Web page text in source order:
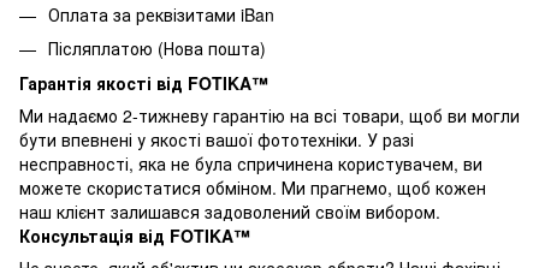
Оплата за реквізитами iBan
Післяплатою (Нова пошта)
Гарантія якості від FOTIKA™
Ми надаємо 2-тижневу гарантію на всі товари, щоб ви могли
бути впевнені у якості вашої фототехніки. У разі
несправності, яка не була спричинена користувачем, ви
можете скористатися обміном. Ми прагнемо, щоб кожен
наш клієнт залишався задоволений своїм вибором.
Консультація від FOTIKA™